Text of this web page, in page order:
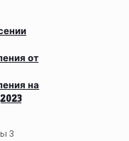
от
на
3